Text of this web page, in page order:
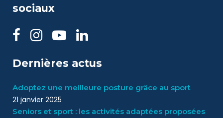
sociaux
Dernières actus
Adoptez une meilleure posture grâce au sport
21 janvier 2025
Seniors et sport : les activités adaptées proposées